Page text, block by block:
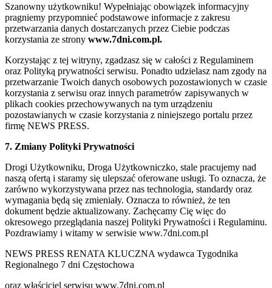
Szanowny użytkowniku! Wypełniając obowiązek informacyjny
pragniemy przypomnieć podstawowe informacje z zakresu
przetwarzania danych dostarczanych przez Ciebie podczas
korzystania ze strony www.7dni.com.pl.
Korzystając z tej witryny, zgadzasz się w całości z Regulaminem
oraz Polityką prywatności serwisu. Ponadto udzielasz nam zgody na
przetwarzanie Twoich danych osobowych pozostawionych w czasie
korzystania z serwisu oraz innych parametrów zapisywanych w
plikach cookies przechowywanych na tym urządzeniu
pozostawianych w czasie korzystania z niniejszego portalu przez
firmę NEWS PRESS.
7. Zmiany Polityki Prywatności
Drogi Użytkowniku, Droga Użytkowniczko, stale pracujemy nad
naszą ofertą i staramy się ulepszać oferowane usługi. To oznacza, że
zarówno wykorzystywana przez nas technologia, standardy oraz
wymagania będą się zmieniały. Oznacza to również, że ten
dokument będzie aktualizowany. Zachęcamy Cię więc do
okresowego przeglądania naszej Polityki Prywatności i Regulaminu.
Pozdrawiamy i witamy w serwisie www.7dni.com.pl
NEWS PRESS RENATA KLUCZNA wydawca Tygodnika
Regionalnego 7 dni Częstochowa
oraz właściciel serwisu www.7dni.com.pl